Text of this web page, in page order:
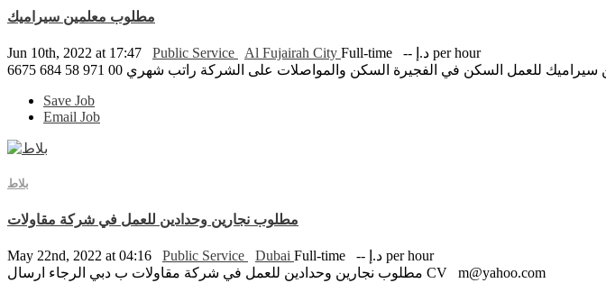
مطلوب معلمين سيراميك
Jun 10th, 2022 at 17:47 Public Service Al Fujairah City Full-time
-- د.إ per hour
Save Job
Email Job
بلاط
مطلوب نجارين وحدادين للعمل في شركة مقاولات
May 22nd, 2022 at 04:16 Public Service Dubai Full-time
-- د.إ per hour
مطلوب نجارين وحدادين للعمل في شركة مقاولات ب دبي الرجاء ارسال CV m@yahoo.com